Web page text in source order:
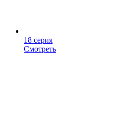
18 серия
Смотреть